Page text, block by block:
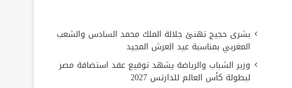
بشرى حجيج تهنئ جلالة الملك محمد السادس والشعب
المغربي بمناسبة عيد العرش المجيد
وزير الشباب والرياضة يشهد توقيع عقد استضافة مصر
لبطولة كأس العالم للدارتس 2027